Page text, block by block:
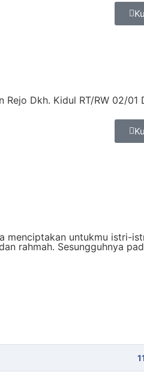
Rejo Dkh. Kidul RT/RW 02/
menciptakan untukmu istri-
rahmah. Sesungguhnya